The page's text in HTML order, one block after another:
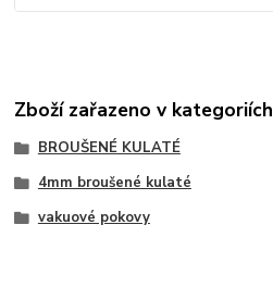
Zboží zařazeno v kategoriích
BROUŠENÉ KULATÉ
4mm broušené kulaté
vakuové pokovy